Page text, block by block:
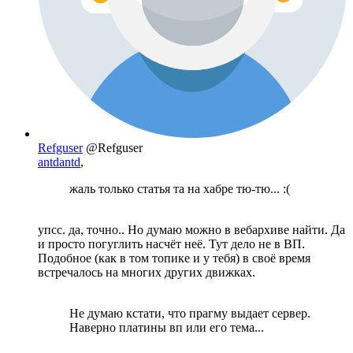
Refguser @Refguser
antdantd,
жаль только статья та на хабре тю-тю... :(
упсс. да, точно.. Но думаю можно в вебархиве найти. Да
и просто погуглить насчёт неё. Тут дело не в ВП.
Подобное (как в том топике и у тебя) в своё время
встречалось на многих других движках.
Не думаю кстати, что прагму выдает сервер.
Наверно платины вп или его тема...